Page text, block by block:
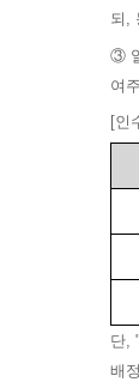
되,
③
여
[인
단,
배